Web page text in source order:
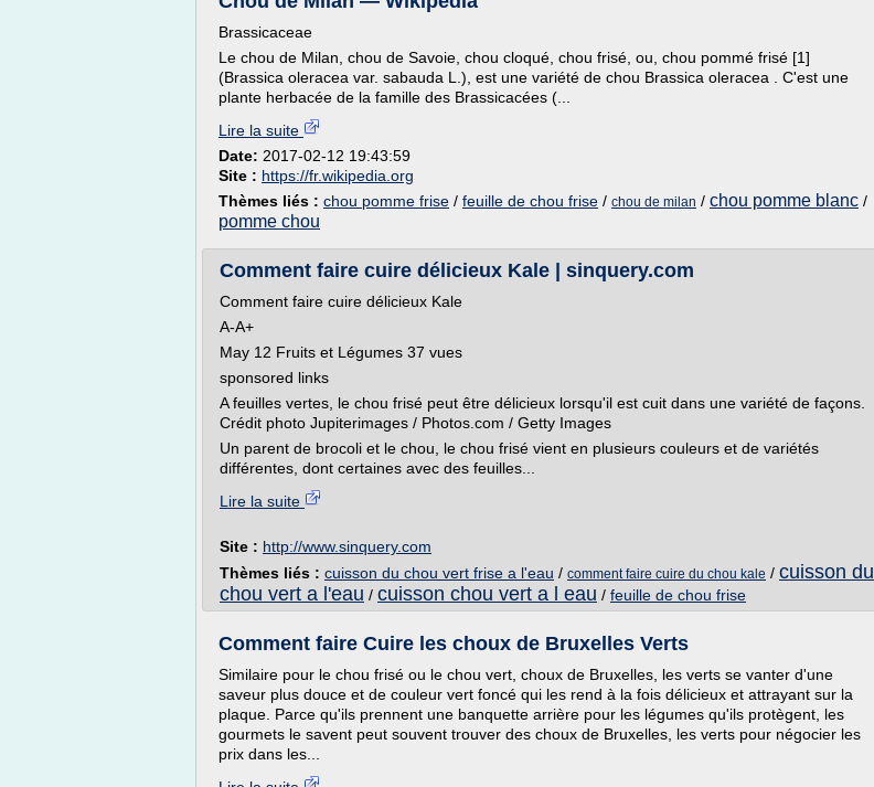
Brassicaceae
Le chou de Milan, chou de Savoie, chou cloqué, chou frisé, ou, chou pommé frisé [1]
(Brassica oleracea var. sabauda L.), est une variété de chou Brassica oleracea . C'est une
plante herbacée de la famille des Brassicacées (...
Lire la suite
Date: 2017-02-12 19:43:59
Site : https://fr.wikipedia.org
Thèmes liés : chou pomme frise / feuille de chou frise / chou de milan / chou pomme blanc /
pomme chou
Comment faire cuire délicieux Kale | sinquery.com
Comment faire cuire délicieux Kale
A-A+
May 12 Fruits et Légumes 37 vues
sponsored links
A feuilles vertes, le chou frisé peut être délicieux lorsqu'il est cuit dans une variété de façons.
Crédit photo Jupiterimages / Photos.com / Getty Images
Un parent de brocoli et le chou, le chou frisé vient en plusieurs couleurs et de variétés
différentes, dont certaines avec des feuilles...
Lire la suite
Site : http://www.sinquery.com
Thèmes liés : cuisson du chou vert frise a l'eau / comment faire cuire du chou kale / cuisson du
chou vert a l'eau / cuisson chou vert a l eau / feuille de chou frise
Comment faire Cuire les choux de Bruxelles Verts
Similaire pour le chou frisé ou le chou vert, choux de Bruxelles, les verts se vanter d'une
saveur plus douce et de couleur vert foncé qui les rend à la fois délicieux et attrayant sur la
plaque. Parce qu'ils prennent une banquette arrière pour les légumes qu'ils protègent, les
gourmets le savent peut souvent trouver des choux de Bruxelles, les verts pour négocier les
prix dans les...